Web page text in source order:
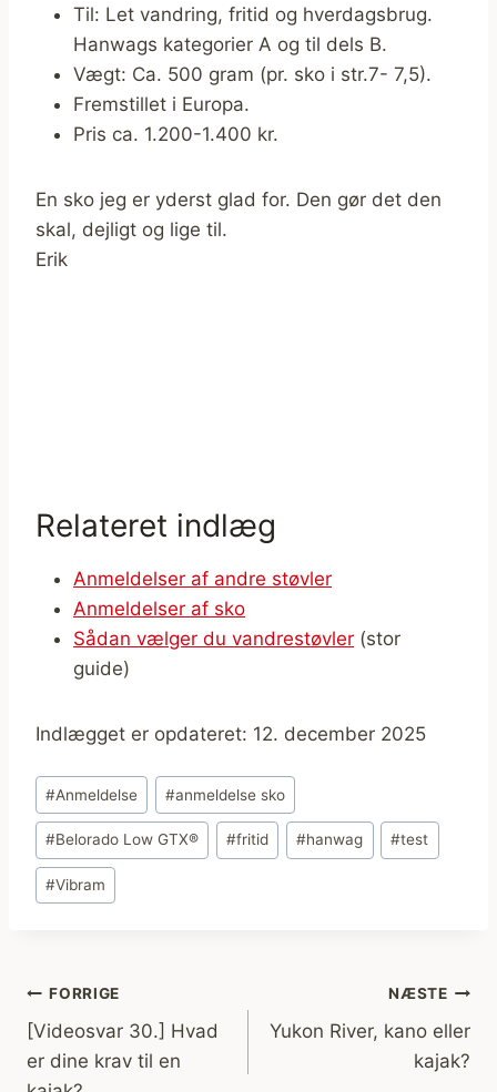
Til: Let vandring, fritid og hverdagsbrug.
Hanwags kategorier A og til dels B.
Vægt: Ca. 500 gram (pr. sko i str.7- 7,5).
Fremstillet i Europa.
Pris ca. 1.200-1.400 kr.
En sko jeg er yderst glad for. Den gør det den
skal, dejligt og lige til.
Erik
Relateret indlæg
Anmeldelser af andre støvler
Anmeldelser af sko
Sådan vælger du vandrestøvler (stor
guide)
Indlægget er opdateret: 12. december 2025
Indlæg-
tags:
#Anmeldelse #anmeldelse sko
#Belorado Low GTX® #fritid #hanwag #test
#Vibram
Indlægsnavigation
FORRIGE
[Videosvar 30.] Hvad
er dine krav til en
NÆSTE
Yukon River, kano eller
kajak?